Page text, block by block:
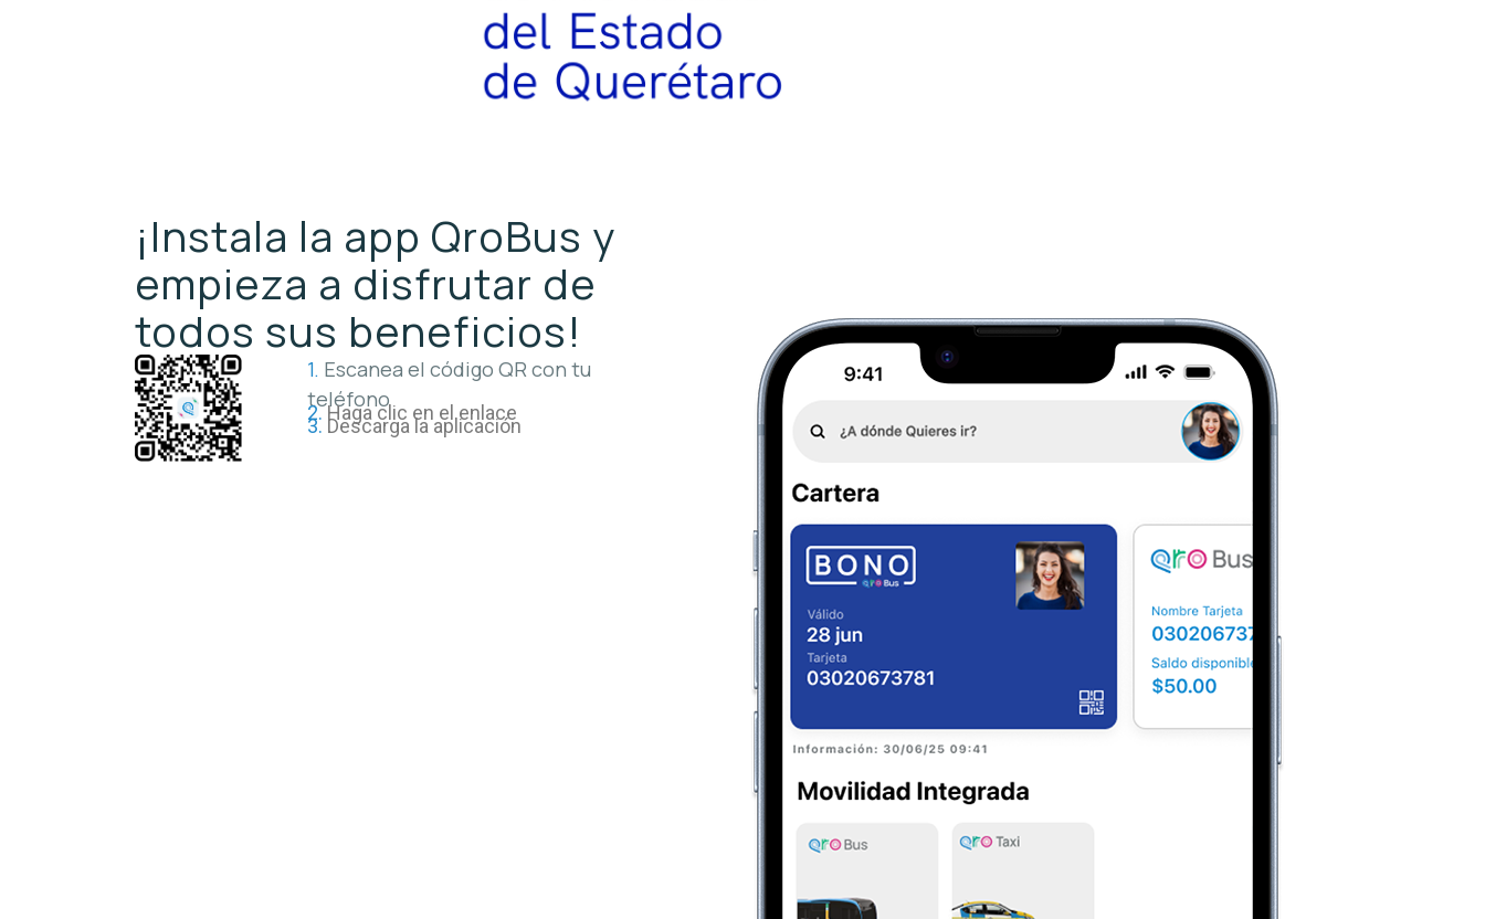
¡Instala la app QroBus y
empieza a disfrutar de
todos sus beneficios!
1. Escanea el código QR con tu
teléfono
2.Haga clic en el enlace
3. Descarga la aplicación